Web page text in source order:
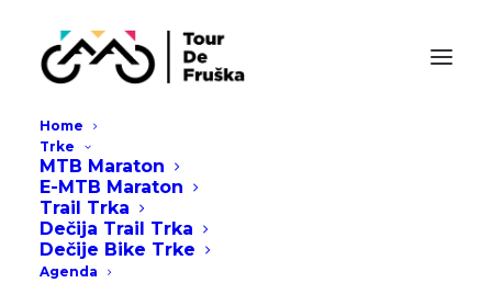
Home
Trke
MTB Maraton
E-MTB Maraton
Trail Trka
Dečija Trail Trka
Dečije Bike Trke
Agenda